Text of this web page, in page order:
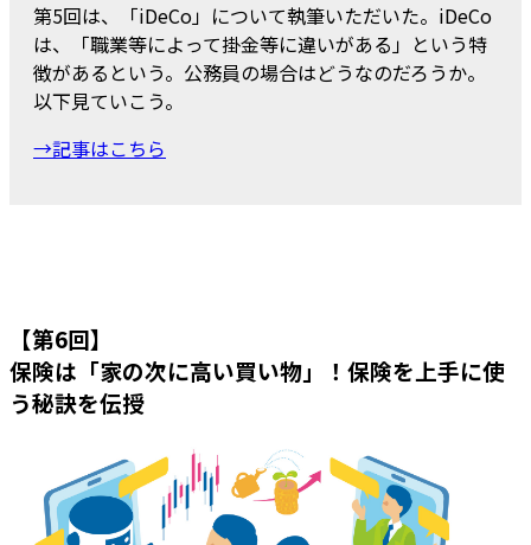
第5回は、「iDeCo」について執筆いただいた。iDeCo
は、「職業等によって掛金等に違いがある」という特
徴があるという。公務員の場合はどうなのだろうか。
以下見ていこう。
→記事はこちら
【第6回】
保険は「家の次に高い買い物」！保険を上手に使
う秘訣を伝授